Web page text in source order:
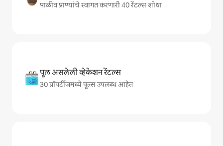
पाळीव प्राण्यांचे स्वागत करणारी 40 रेंटल्स शोधा
पूल असलेली व्हेकेशन रेंटल्स
30 प्रॉपर्टीजमध्ये पूल्स उपलब्ध आहेत